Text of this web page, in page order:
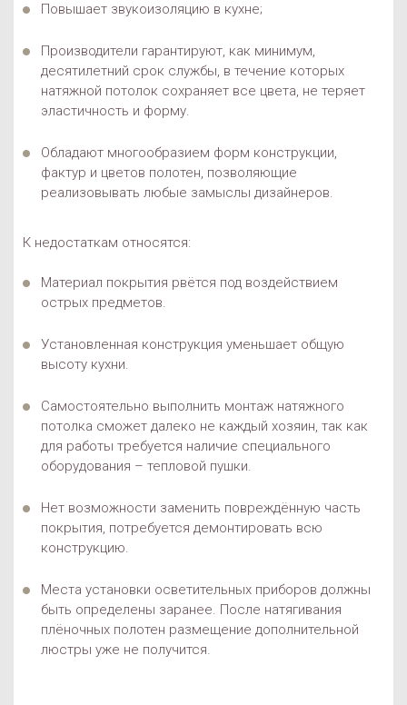
Повышает звукоизоляцию в кухне;
Производители гарантируют, как минимум,
десятилетний срок службы, в течение которых
натяжной потолок сохраняет все цвета, не теряет
эластичность и форму.
Обладают многообразием форм конструкции,
фактур и цветов полотен, позволяющие
реализовывать любые замыслы дизайнеров.
К недостаткам относятся:
Материал покрытия рвётся под воздействием
острых предметов.
Установленная конструкция уменьшает общую
высоту кухни.
Самостоятельно выполнить монтаж натяжного
потолка сможет далеко не каждый хозяин, так как
для работы требуется наличие специального
оборудования – тепловой пушки.
Нет возможности заменить повреждённую часть
покрытия, потребуется демонтировать всю
конструкцию.
Места установки осветительных приборов должны
быть определены заранее. После натягивания
плёночных полотен размещение дополнительной
люстры уже не получится.